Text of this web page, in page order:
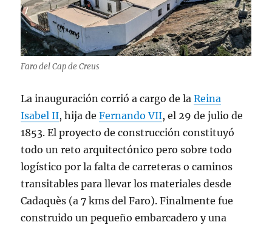
Faro del Cap de Creus
La inauguración corrió a cargo de laReina
Isabel II, hija deFernando VII, el 29 de julio de
1853. El proyecto de construcción constituyó
todo un reto arquitectónico pero sobre todo
logístico por la falta de carreteras o caminos
transitables para llevar los materiales desde
Cadaquès (a 7 kms del Faro). Finalmente fue
construido un pequeño embarcadero y una